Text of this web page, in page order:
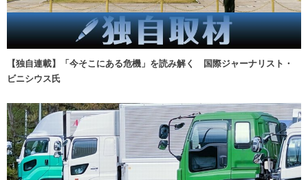
【独自連載】「今そこにある危機」を読み解く 国際ジャーナリスト・
ビニシウス氏